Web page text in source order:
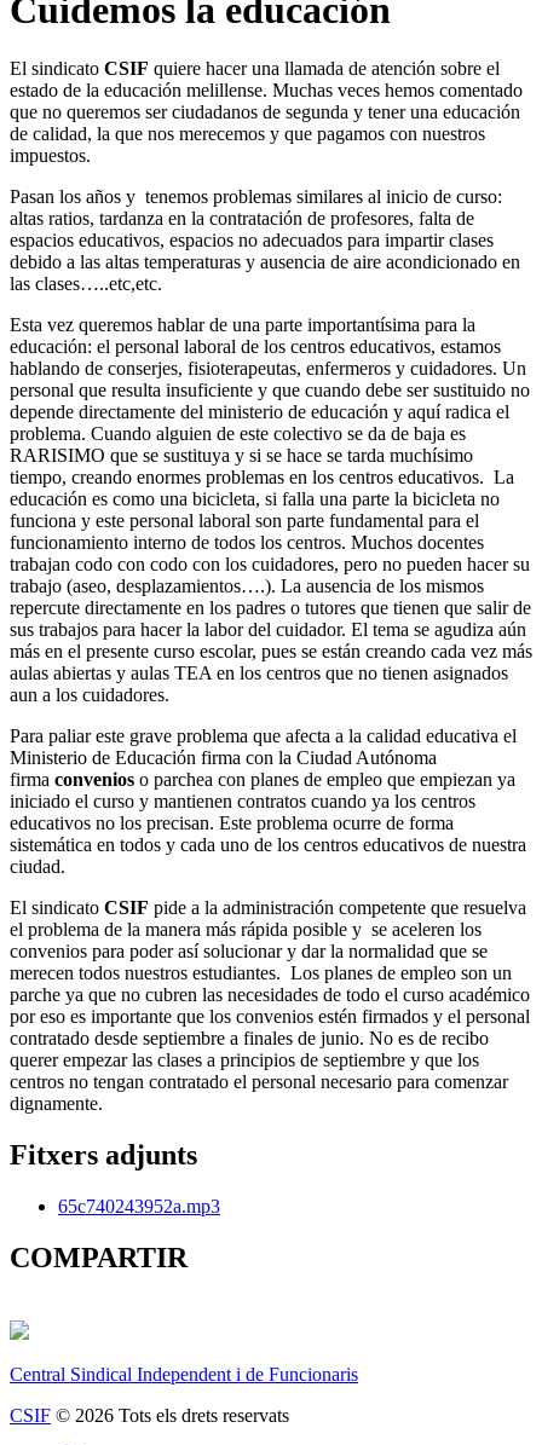
Cuidemos la educación
El sindicato CSIF quiere hacer una llamada de atención sobre el
estado de la educación melillense. Muchas veces hemos comentado
que no queremos ser ciudadanos de segunda y tener una educación
de calidad, la que nos merecemos y que pagamos con nuestros
impuestos.
Pasan los años y tenemos problemas similares al inicio de curso:
altas ratios, tardanza en la contratación de profesores, falta de
espacios educativos, espacios no adecuados para impartir clases
debido a las altas temperaturas y ausencia de aire acondicionado en
las clases…..etc,etc.
Esta vez queremos hablar de una parte importantísima para la
educación: el personal laboral de los centros educativos, estamos
hablando de conserjes, fisioterapeutas, enfermeros y cuidadores. Un
personal que resulta insuficiente y que cuando debe ser sustituido no
depende directamente del ministerio de educación y aquí radica el
problema. Cuando alguien de este colectivo se da de baja es
RARISIMO que se sustituya y si se hace se tarda muchísimo
tiempo, creando enormes problemas en los centros educativos. La
educación es como una bicicleta, si falla una parte la bicicleta no
funciona y este personal laboral son parte fundamental para el
funcionamiento interno de todos los centros. Muchos docentes
trabajan codo con codo con los cuidadores, pero no pueden hacer su
trabajo (aseo, desplazamientos….). La ausencia de los mismos
repercute directamente en los padres o tutores que tienen que salir de
sus trabajos para hacer la labor del cuidador. El tema se agudiza aún
más en el presente curso escolar, pues se están creando cada vez más
aulas abiertas y aulas TEA en los centros que no tienen asignados
aun a los cuidadores.
Para paliar este grave problema que afecta a la calidad educativa el
Ministerio de Educación firma con la Ciudad Autónoma
firma convenios o parchea con planes de empleo que empiezan ya
iniciado el curso y mantienen contratos cuando ya los centros
educativos no los precisan. Este problema ocurre de forma
sistemática en todos y cada uno de los centros educativos de nuestra
ciudad.
El sindicato CSIF pide a la administración competente que resuelva
el problema de la manera más rápida posible y se aceleren los
convenios para poder así solucionar y dar la normalidad que se
merecen todos nuestros estudiantes. Los planes de empleo son un
parche ya que no cubren las necesidades de todo el curso académico
por eso es importante que los convenios estén firmados y el personal
contratado desde septiembre a finales de junio. No es de recibo
querer empezar las clases a principios de septiembre y que los
centros no tengan contratado el personal necesario para comenzar
dignamente.
Fitxers adjunts
65c740243952a.mp3
COMPARTIR
Central Sindical Independent i de Funcionaris
CSIF © 2026 Tots els drets reservats